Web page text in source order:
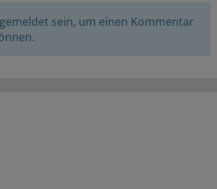
sein, um einen Kommentar